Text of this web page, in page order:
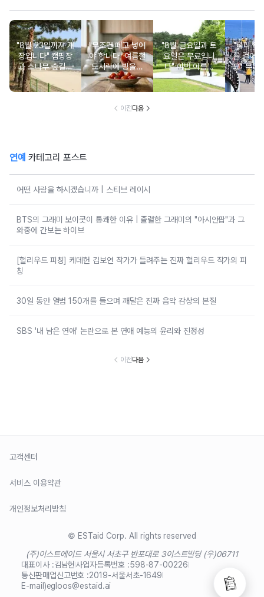
"8월 23일까지 개
장입니다" 캠핑장
과 소나무 숲길이
붙어있는 조용한
남해 해수욕장
"무조건 떼고 넣어
야 합니다" 여름철
도시락에 방울토
마토 꼭지 그대로
넣으면 생기는 일
"8월 금요일과 토
요일은 무료입니
다" 이번 여름에
무료로 입장 가능
한 의미 있는 여행
"바다 위
를 걸어
요" 무더
만드는
풍경
이전다음
연예 카테고리 포스트
어떤 사랑을 하시겠습니까 | 스티브 레이시
BTS의 그래미 보이콧이 통쾌한 이유 | 졸렬한 그래미의 "아시안팝"과 그
와중에 간보는 하이브
[헐리우드 피칭] 케데헌 김보연 작가가 들려주는 진짜 헐리우드 작가의 피
칭
30일 동안 앨범 150개를 들으며 깨달은 진짜 음악 감상의 본질
SBS '내 남은 연애' 논란으로 본 연애 예능의 윤리와 진정성
이전다음
고객센터
서비스 이용약관
개인정보처리방침
© ESTaid Corp. All rights reserved
(주)이스트에이드 서울시 서초구 반포대로 3이스트빌딩 (우)06711
대표이사 :김남현사업자등록번호 :598-87-00226
통신판매업신고번호 :2019-서울서초-1649
E-mail)egloos@estaid.ai